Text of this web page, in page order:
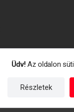
Üdv!Az oldalon
Részletek